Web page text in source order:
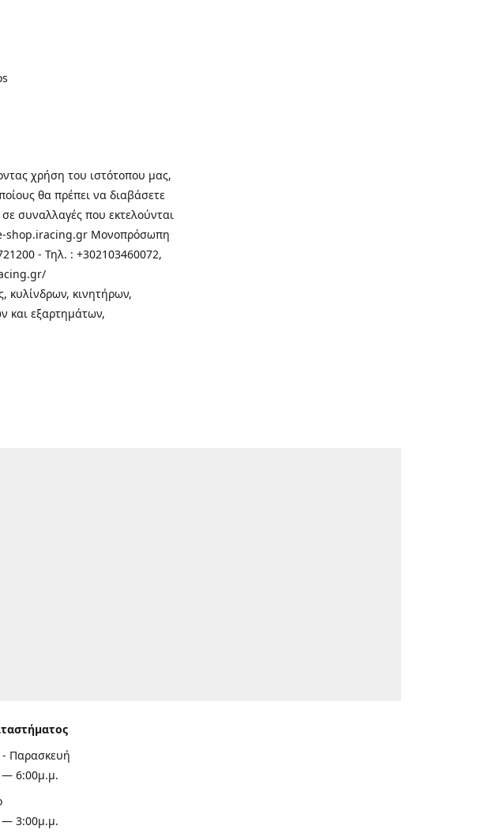
χρήση του ιστότοπου μας,
θα πρέπει να διαβάσετε
συναλλαγές που εκτελούνται
shop.iracing.gr Μονοπρόσωπη
- Τηλ. : +302103460072,
κυλίνδρων, κινητήρων,
και εξαρτημάτων,
- Παρασκευή
6:00μ.μ.
3:00μ.μ.